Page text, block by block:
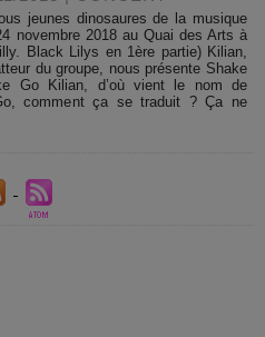
jeunes dinosaures de la musique
novembre 2018 au Quai des Arts à
Black Lilys en 1ère partie) Kilian,
du groupe, nous présente Shake
Go Kilian, d’où vient le nom de
comment ça se traduit ? Ça ne